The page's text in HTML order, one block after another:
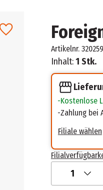
Artikelnr.
Inhalt:1 Stk.
Kostenlose
Zahlung bei
Filiale wählen
1